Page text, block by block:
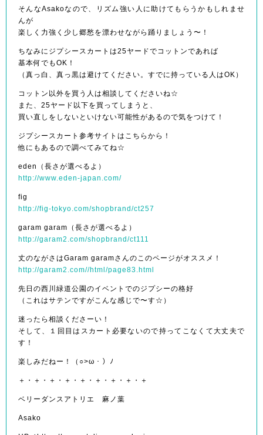
そんなAsakoなので、リズム強い人に助けてもらうかもしれませ
んが
楽しく力強く少し郷愁を漂わせながら踊りましょう〜！
ちなみにジプシースカートは25ヤードでコットンであれば
基本何でもOK！
（真っ白、真っ黒は避けてください。すでに持っている人はOK）
コットン以外を買う人は相談してくださいね☆
また、25ヤード以下を買ってしまうと、
買い直しをしないといけない可能性があるので気をつけて！
ジプシースカート参考サイトはこちらから！
他にもあるので調べてみてね☆
eden（長さが選べるよ）
http://www.eden-japan.com/
fig
http://fig-tokyo.com/shopbrand/ct257
garam garam（長さが選べるよ）
http://garam2.com/shopbrand/ct111
丈のながさはGaram garamさんのこのページがオススメ！
http://garam2.com//html/page83.html
先日の西川緑道公園のイベントでのジプシーの格好
（これはサテンですがこんな感じで〜す☆）
迷ったら相談くださーい！
そして、１回目はスカート必要ないので持ってこなくて大丈夫で
す！
楽しみだねー！（○>ω・）ﾉ
＋・＋・＋・＋・＋・＋・＋・＋・＋
ベリーダンスアトリエ 麻ノ葉
Asako